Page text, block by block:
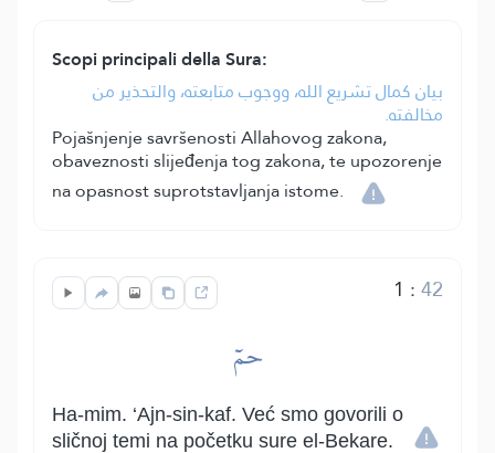
Scopi principali della Sura:
بيان كمال تشريع الله، ووجوب متابعته، والتحذير من
مخالفته.
Pojašnjenje savršenosti Allahovog zakona,
obaveznosti slijeđenja tog zakona, te upozorenje
na opasnost suprotstavljanja istome.
1 :42
حمٓ
Ha-mim. ‘Ajn-sin-kaf. Već smo govorili o
sličnoj temi na početku sure el-Bekare.